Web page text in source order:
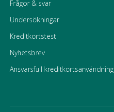
Frågor & svar
Undersökningar
Kreditkortstest
Nyhetsbrev
Ansvarsfull kreditkortsanvändning